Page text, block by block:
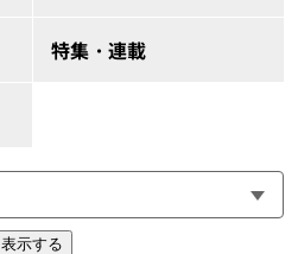
特集・連載
表示する